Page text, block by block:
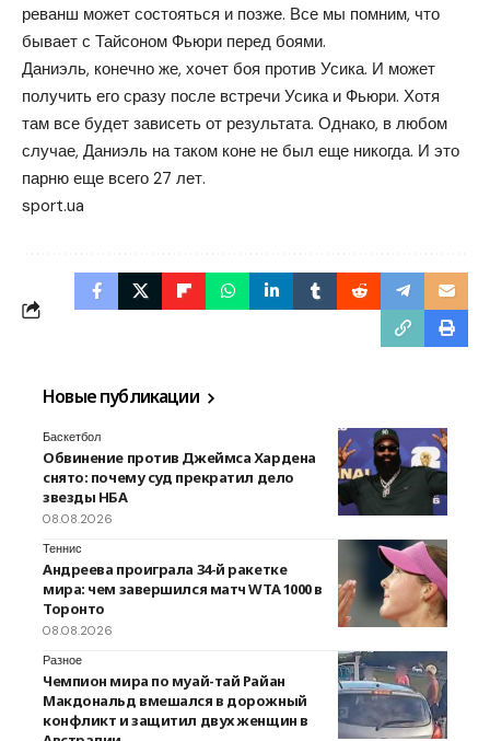
реванш может состояться и позже. Все мы помним, что
бывает с Тайсоном Фьюри перед боями.
Даниэль, конечно же, хочет боя против Усика. И может
получить его сразу после встречи Усика и Фьюри. Хотя
там все будет зависеть от результата. Однако, в любом
случае, Даниэль на таком коне не был еще никогда. И это
парню еще всего 27 лет.
sport.ua
Новые публикации
Баскетбол
Обвинение против Джеймса Хардена
снято: почему суд прекратил дело
звезды НБА
08.08.2026
Теннис
Андреева проиграла 34-й ракетке
мира: чем завершился матч WTA 1000 в
Торонто
08.08.2026
Разное
Чемпион мира по муай-тай Райан
Макдональд вмешался в дорожный
конфликт и защитил двух женщин в